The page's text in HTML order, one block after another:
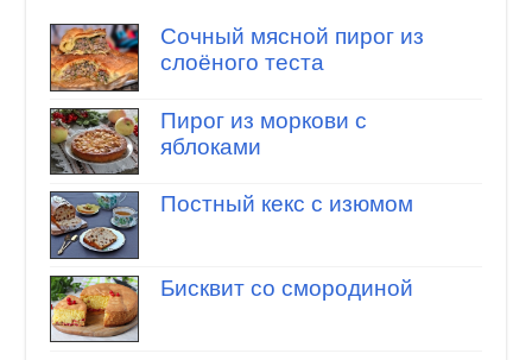
Сочный мясной пирог из
слоёного теста
Пирог из моркови с
яблоками
Постный кекс с изюмом
Бисквит со смородиной